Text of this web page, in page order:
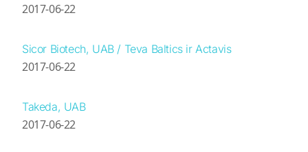
2017-06-22
Sicor Biotech, UAB / Teva Baltics ir Actavis
2017-06-22
Takeda, UAB
2017-06-22